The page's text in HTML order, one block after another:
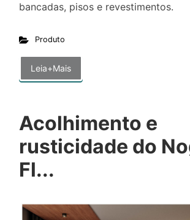
bancadas, pisos e revestimentos.
Produto
Leia+Mais
Acolhimento e
rusticidade do
Fl...